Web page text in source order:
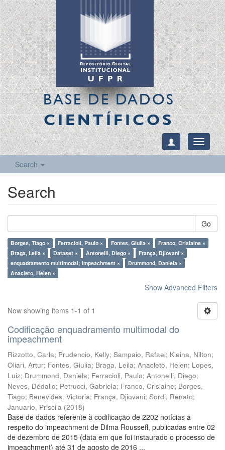
BASE DE DADOS
CIENTÍFICOS
Toggle
Search
Search
Go
Borges, Tiago × Ferracioli, Paulo × Fontes, Giulia ×
Franco, Crislaine ×
Braga, Leila ×
Dataset × Antonelli, Diego ×
França, Djiovani ×
enquadramento multimodal; impeachment ×
Drummond, Daniela ×
Anacleto, Helen ×
Show Advanced Filters
Now showing items 1-1 of 1
Codificação enquadramento multimodal do
impeachment
Rizzotto, Carla; Prudencio, Kelly; Sampaio, Rafael; Kleina, Nilton;
Oliari, Artur; Fontes, Giulia; Braga, Leila; Anacleto, Helen; Lopes,
Luiz; Drummond, Daniela; Ferracioli, Paulo; Antonelli, Diego;
Neves, Dédallo; Petrucci, Gabriela; Franco, Crislaine; Borges,
Tiago; Benevides, Victoria; França, Djiovani; Sordi, Renato;
Januario, Priscila (2018)
Base de dados referente à codificação de 2202 notícias a
respeito do impeachment de Dilma Rousseff, publicadas entre 02
de dezembro de 2015 (data em que foi instaurado o processo de
impeachment) até 31 de agosto de 2016 ...